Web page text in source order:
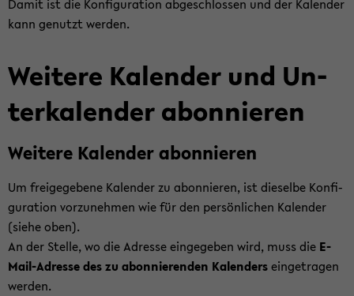
Damit ist die Kon­fi­gu­ra­ti­on ab­ge­schlos­sen und der Ka­len­der
kann ge­nutzt wer­den.
Wei­te­re Ka­len­der und Un­
ter­ka­len­der abon­nie­ren
Wei­te­re Ka­len­der abon­nie­ren
Um frei­ge­ge­be­ne Ka­len­der zu abon­nie­ren, ist die­sel­be Kon­fi­
gu­ra­ti­on vor­zu­neh­men wie für den per­sön­li­chen Ka­len­der
(siehe oben).
An der Stel­le, wo die Adres­se ein­ge­ge­ben wird, muss die E-​
Mail-Adresse des zu abon­nie­ren­den Ka­len­dersein­ge­tra­gen
wer­den.